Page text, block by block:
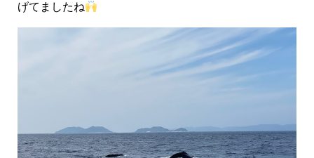
げてましたね